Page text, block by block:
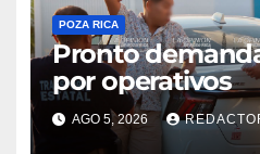
POZA RICA
Pronto
por operativos
AGO 5, 2026